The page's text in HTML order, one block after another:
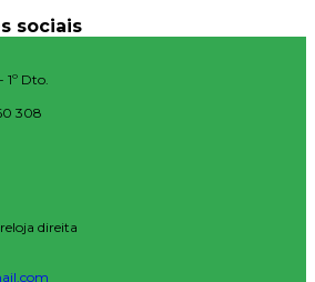
sociais
1º Dto.
308
direita